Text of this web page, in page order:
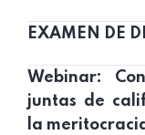
EXAMEN DE
Webinar:
juntas de
la